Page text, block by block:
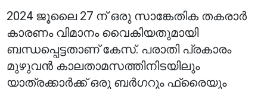
2024 ജൂലൈ 27 ന് ഒരു സാങ്കേതിക തകരാർ
കാരണം വിമാനം വൈകിയതുമായി
ബന്ധപ്പെട്ടതാണ് കേസ്. പരാതി പ്രകാരം
മുഴുവൻ കാലതാമസത്തിനിടയിലും
യാത്രക്കാർക്ക് ഒരു ബർഗറും ഫ്രൈയും